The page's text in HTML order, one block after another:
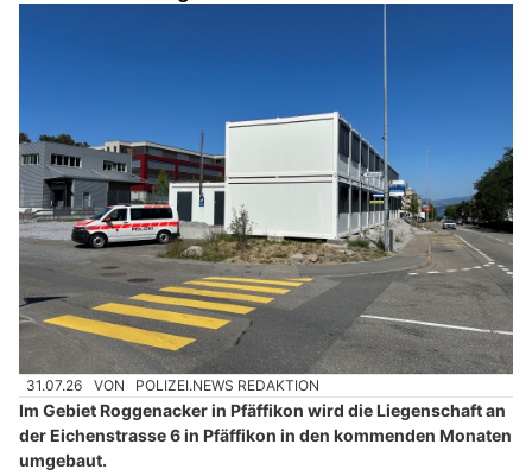
Hund & Katze in besten Händen – guterhund.ch bietet professionelle Fellpflege
Kühnis Eventtechnik GmbH: Full-Service Technikpartner im Rheintal